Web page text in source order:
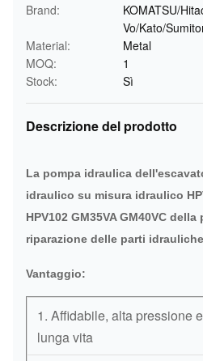
Brand:
KOMATSU/
Vo/Kato/
Material:
Metal
MOQ:
1
Stock:
Sì
Descrizione del prodotto
La pompa idraulica
idraulico su misura idraulico
HPV102 GM35VA GM40VC
riparazione delle parti idrauliche
Vantaggio:
1. Affidabile, alta pressione
lunga vita